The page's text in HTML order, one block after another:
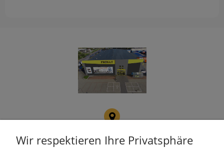
ul. Rudzka 107, 47-400
Wir respektieren Ihre Privatsphäre